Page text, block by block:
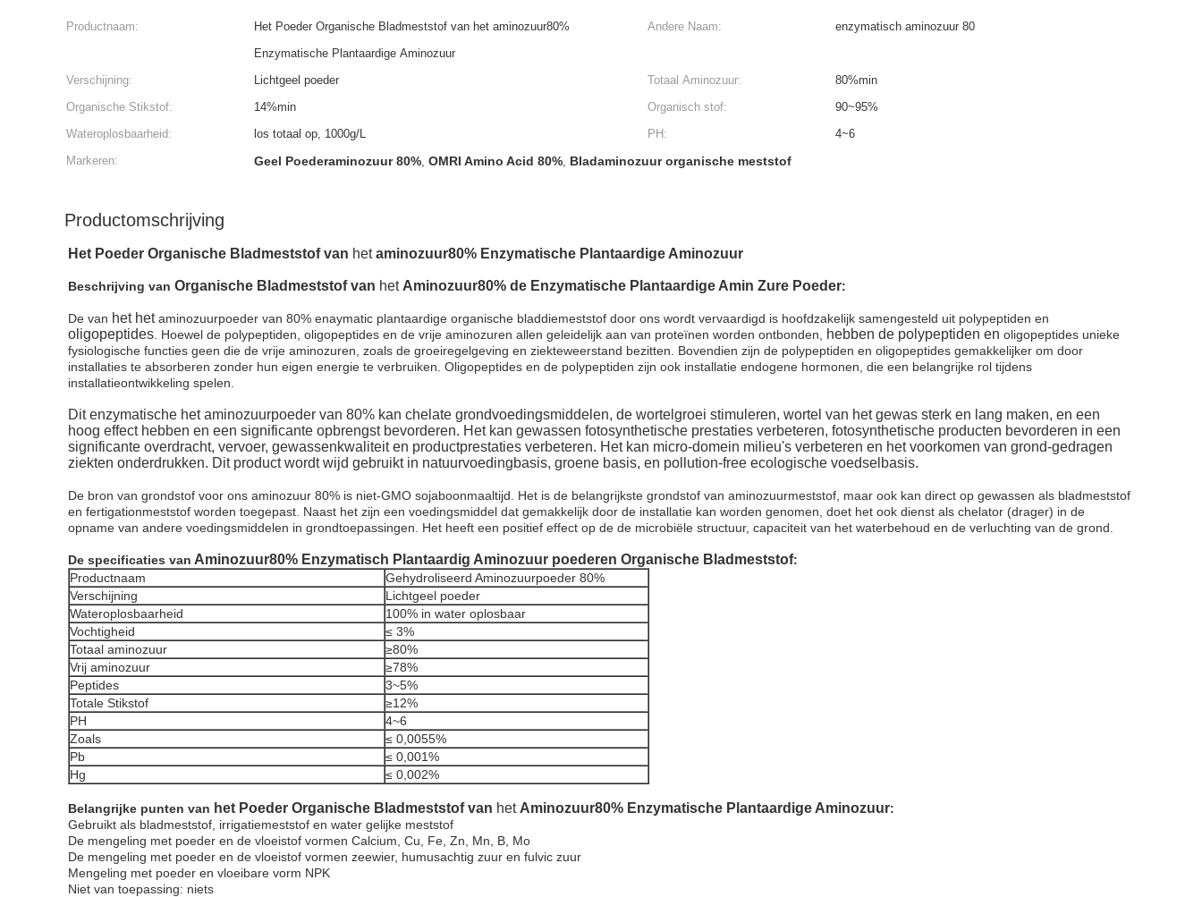
Productnaam:
Het Poeder Organische Bladmeststof van het aminozuur80%
Enzymatische Plantaardige Aminozuur
Andere Naam: enzymatisch aminozuur 80
Verschijning: Lichtgeel poeder Totaal Aminozuur:
80%min
Organische Stikstof:
14%min Organisch stof:
90~95%
Wateroplosbaarheid:
los totaal op, 1000g/L PH:
4~6
Markeren:
Geel Poederaminozuur 80%, OMRI Amino Acid 80%, Bladaminozuur organische meststof
Productomschrijving
Het Poeder Organische Bladmeststof van hetaminozuur80% Enzymatische Plantaardige Aminozuur
Beschrijving van Organische Bladmeststof van het Aminozuur80% de Enzymatische Plantaardige Amin Zure Poeder:
De van het hetaminozuurpoeder van 80% enaymatic plantaardige organische bladdiemeststof door ons wordt vervaardigd is hoofdzakelijk samengesteld uit polypeptiden en
oligopeptides . Hoewel de polypeptiden, oligopeptides en de vrije aminozuren allen geleidelijk aan van proteïnen worden ontbonden, hebben de polypeptiden en oligopeptides unieke
fysiologische functies geen die de vrije aminozuren, zoals de groeiregelgeving en ziekteweerstand bezitten. Bovendien zijn de polypeptiden en oligopeptides gemakkelijker om door
installaties te absorberen zonder hun eigen energie te verbruiken. Oligopeptides en de polypeptiden zijn ook installatie endogene hormonen, die een belangrijke rol tijdens
installatieontwikkeling spelen.
Dit enzymatische het aminozuurpoeder van 80% kan chelate grondvoedingsmiddelen, de wortelgroei stimuleren, wortel van het gewas sterk en lang maken, en een
hoog effect hebben en een significante opbrengst bevorderen. Het kan gewassen fotosynthetische prestaties verbeteren, fotosynthetische producten bevorderen in een
significante overdracht, vervoer, gewassenkwaliteit en productprestaties verbeteren. Het kan micro-domein milieu's verbeteren en het voorkomen van grond-gedragen
ziekten onderdrukken. Dit product wordt wijd gebruikt in natuurvoedingbasis, groene basis, en pollution-free ecologische voedselbasis.
De bron van grondstof voor ons aminozuur 80% is niet-GMO sojaboonmaaltijd. Het is de belangrijkste grondstof van aminozuurmeststof, maar ook kan direct op gewassen als bladmeststof
en fertigationmeststof worden toegepast. Naast het zijn een voedingsmiddel dat gemakkelijk door de installatie kan worden genomen, doet het ook dienst als chelator (drager) in de
opname van andere voedingsmiddelen in grondtoepassingen. Het heeft een positief effect op de de microbiële structuur, capaciteit van het waterbehoud en de verluchting van de grond.
De specificaties van Aminozuur80% Enzymatisch Plantaardig Aminozuur poederen Organische Bladmeststof:
Productnaam
Gehydroliseerd Aminozuurpoeder 80%
Verschijning
Lichtgeel poeder
Wateroplosbaarheid
100% in water oplosbaar
Vochtigheid
≤ 3%
Totaal aminozuur
≥80%
Vrij aminozuur
≥78%
Peptides
3~5%
Totale Stikstof
≥12%
PH
4~6
Zoals
≤ 0,0055%
Pb
≤ 0,001%
Hg
≤ 0,002%
Belangrijke punten van het Poeder Organische Bladmeststof van het Aminozuur80% Enzymatische Plantaardige Aminozuur:
Gebruikt als bladmeststof, irrigatiemeststof en water gelijke meststof
De mengeling met poeder en de vloeistof vormen Calcium, Cu, Fe, Zn, Mn, B, Mo
De mengeling met poeder en de vloeistof vormen zeewier, humusachtig zuur en fulvic zuur
Mengeling met poeder en vloeibare vorm NPK
Niet van toepassing: niets